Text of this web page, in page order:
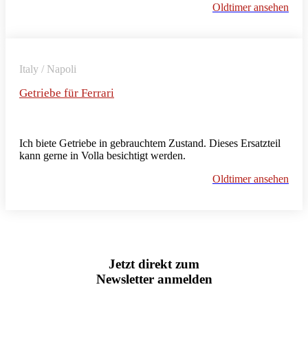
Oldtimer ansehen
Italy / Napoli
Getriebe für Ferrari
Ich biete Getriebe in gebrauchtem Zustand. Dieses Ersatzteil
kann gerne in Volla besichtigt werden.
Oldtimer ansehen
Jetzt direkt zum
Newsletter anmelden